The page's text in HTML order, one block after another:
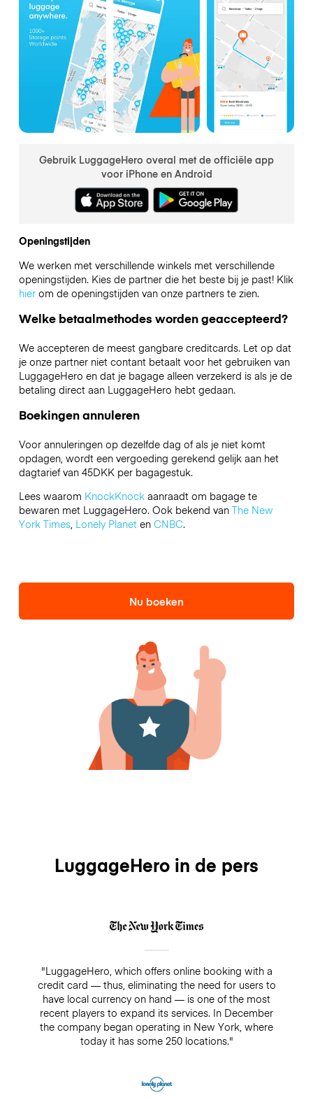
Gebruik LuggageHero overal met de officiële app
voor iPhone en Android
Openingstijden
We werken met verschillende winkels met verschillende
openingstijden. Kies de partner die het beste bij je past! Klik
hierom de openingstijden van onze partners te zien.
Welke betaalmethodes worden geaccepteerd?
We accepteren de meest gangbare creditcards. Let op dat
je onze partner niet contant betaalt voor het gebruiken van
LuggageHero en dat je bagage alleen verzekerd is als je de
betaling direct aan LuggageHero hebt gedaan.
Boekingen annuleren
Voor annuleringen op dezelfde dag of als je niet komt
opdagen, wordt een vergoeding gerekend gelijk aan het
dagtarief van 45DKK per bagagestuk.
Lees waarom KnockKnockaanraadt om bagage te
bewaren met LuggageHero. Ook bekend van The New
York Times, Lonely Planeten CNBC.
Nu boeken
LuggageHero in de pers
"LuggageHero, which offers online booking with a
credit card — thus, eliminating the need for users to
have local currency on hand — is one of the most
recent players to expand its services. In December
the company began operating in New York, where
today it has some 250 locations."